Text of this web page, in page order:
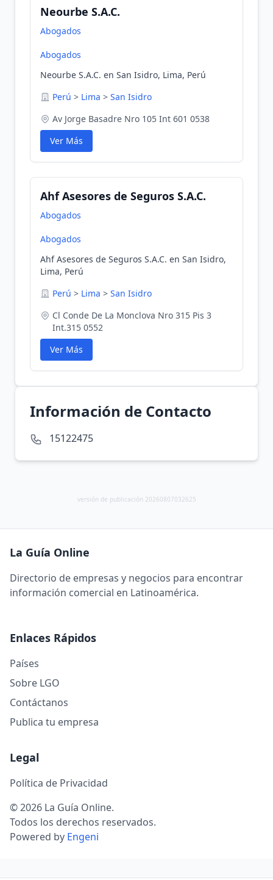
Neourbe S.A.C.
Abogados
Abogados
Neourbe S.A.C. en San Isidro, Lima, Perú
Perú > Lima > San Isidro
Av Jorge Basadre Nro 105 Int 601 0538
Ver Más
Ahf Asesores de Seguros S.A.C.
Abogados
Abogados
Ahf Asesores de Seguros S.A.C. en San Isidro,
Lima, Perú
Perú > Lima > San Isidro
Cl Conde De La Monclova Nro 315 Pis 3
Int.315 0552
Ver Más
Información de Contacto
15122475
versión de publicación 20260807032625
La Guía Online
Directorio de empresas y negocios para encontrar
información comercial en Latinoamérica.
Enlaces Rápidos
Países
Sobre LGO
Contáctanos
Publica tu empresa
Legal
Política de Privacidad
© 2026 La Guía Online.
Todos los derechos reservados.
Powered by Engeni